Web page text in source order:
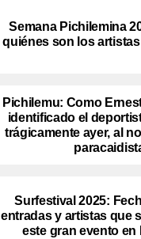
Semana Pichilemina
quiénes son los
Pichilemu: Como
identificado el
trágicamente ayer, al
Surfestival 2025:
entradas y artistas que
este gran evento en